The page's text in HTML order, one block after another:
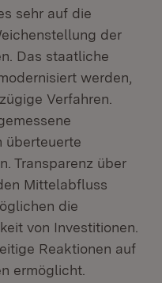
sehr auf die
der
Das staatliche
werden,
Verfahren.
überteuerte
Transparenz über
Mittelabfluss
die
von Investitionen.
Reaktionen auf
ermöglicht.